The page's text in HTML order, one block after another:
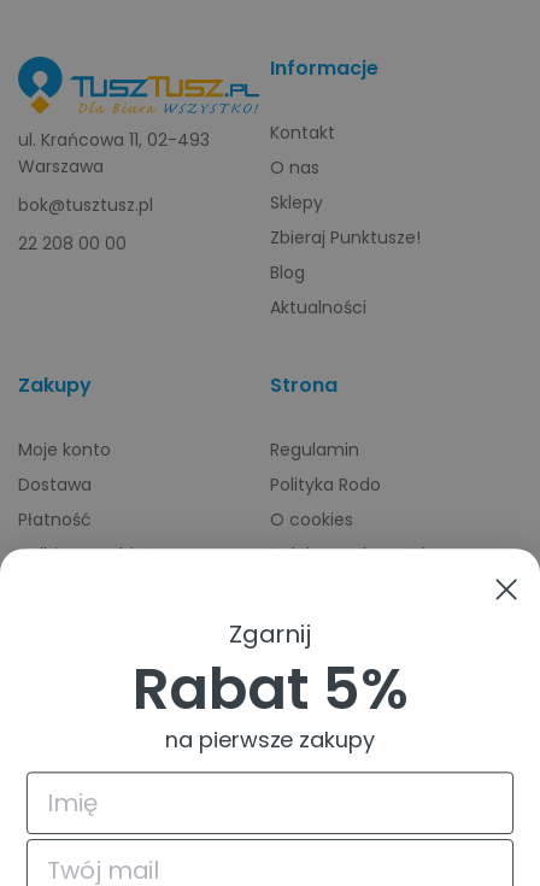
ul. Krańcowa 11, 02-493
Warszawa
bok@tusztusz.pl
22 208 00 00
Informacje
Kontakt
O nas
Sklepy
Zbieraj Punktusze!
Blog
Aktualności
Zakupy
Moje konto
Dostawa
Płatność
Odbiory osobiste
Strona
Regulamin
Polityka Rodo
O cookies
Indeks producentów
4.9
© 2026 TuszTusz.pl - Warszawa
Zgarnij
Rabat 5%
na pierwsze zakupy